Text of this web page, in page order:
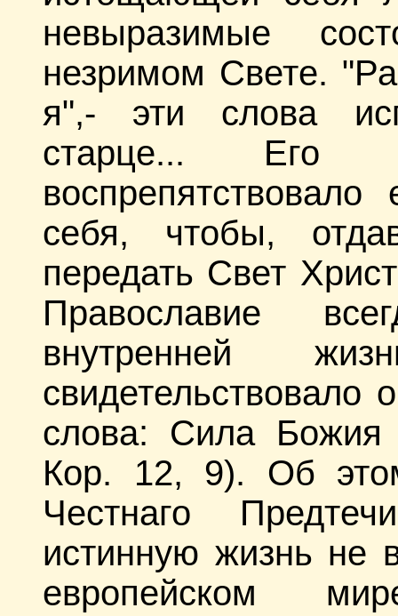
невыразимые
незримом Свете.
я",- эти слова
старце... Его
себя, чтобы,
передать Свет
Православие
внутренней
слова: Сила
Кор. 12, 9). Об этом
Честнаго
истинную жизнь не
европейском